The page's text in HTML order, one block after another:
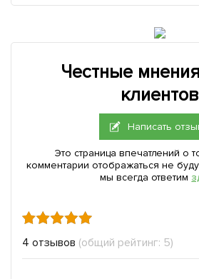
Честные
клиентов
Написать
Это страница впечатлений о
комментарии отображаться не
мы всегда ответим
4 отзывов (общий рейтинг: 5)